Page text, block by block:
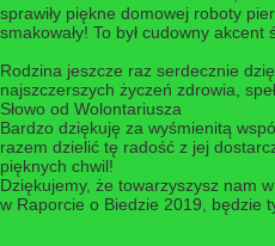
sprawiły piękne domowej roboty
smakowały! To był cudowny
Rodzina jeszcze raz serdecznie
najszczerszych życzeń zdrowia,
Słowo od Wolontariusza
Bardzo dziękuję za wyśmienitą
razem dzielić tę radość z jej
pięknych chwil!
Dziękujemy, że towarzyszysz nam
w Raporcie o Biedzie 2019, będzie